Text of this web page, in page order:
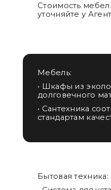
Стоимость
уточняйте у
Мебель:
• Шкафы из
долговечного
• Сантехника
стандартам
Бытовая техника: